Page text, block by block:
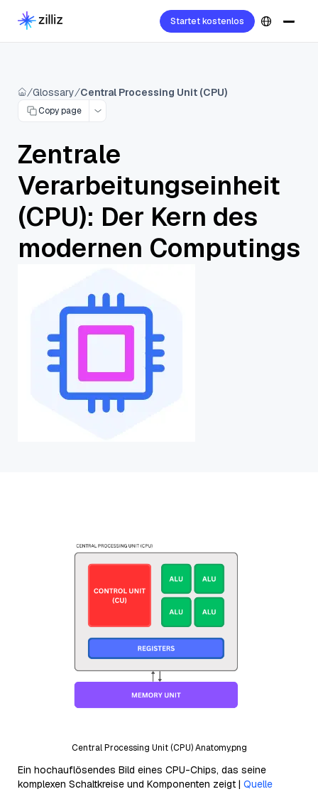
Startet kostenlos
Glossary Central Processing Unit (CPU)
Copy page
Zentrale
Verarbeitungseinheit
(CPU): Der Kern des
modernen Computings
Central Processing Unit (CPU) Anatomy.png
Ein hochauflösendes Bild eines CPU-Chips, das seine
komplexen Schaltkreise und Komponenten zeigt | Quelle